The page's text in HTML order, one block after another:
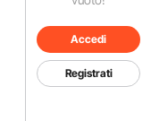
Accedi
Registrati